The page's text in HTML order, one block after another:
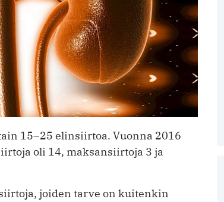
15–25 elinsiirtoa. Vuonna 2016
oli 14, maksansiirtoja 3 ja
joiden tarve on kuitenkin